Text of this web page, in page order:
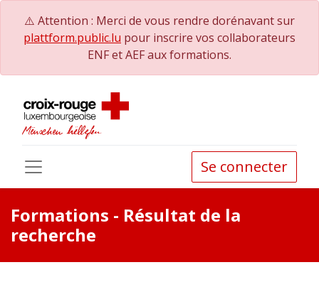
⚠️ Attention : Merci de vous rendre dorénavant sur
plattform.public.lu pour inscrire vos collaborateurs
ENF et AEF aux formations.
Se connecter
Formations - Résultat de la
recherche